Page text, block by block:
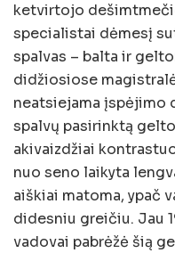
ketvirtojo
specialistai dėmesį
spalvas – balta ir
didžiosiose
neatsiejama įspėjimo
spalvų pasirinktą
akivaizdžiai
nuo seno laikyta
aiškiai matoma, ypač
didesniu greičiu. Jau
vadovai pabrėžė šią